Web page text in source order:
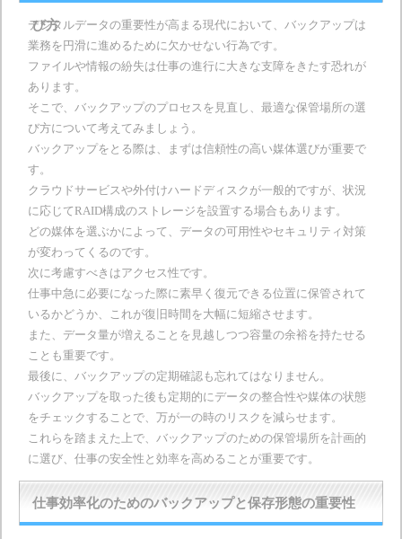
び方
デジタルデータの重要性が高まる現代において、バックアップは
業務を円滑に進めるために欠かせない行為です。
ファイルや情報の紛失は仕事の進行に大きな支障をきたす恐れが
あります。
そこで、バックアップのプロセスを見直し、最適な保管場所の選
び方について考えてみましょう。
バックアップをとる際は、まずは信頼性の高い媒体選びが重要で
す。
クラウドサービスや外付けハードディスクが一般的ですが、状況
に応じてRAID構成のストレージを設置する場合もあります。
どの媒体を選ぶかによって、データの可用性やセキュリティ対策
が変わってくるのです。
次に考慮すべきはアクセス性です。
仕事中急に必要になった際に素早く復元できる位置に保管されて
いるかどうか、これが復旧時間を大幅に短縮させます。
また、データ量が増えることを見越しつつ容量の余裕を持たせる
ことも重要です。
最後に、バックアップの定期確認も忘れてはなりません。
バックアップを取った後も定期的にデータの整合性や媒体の状態
をチェックすることで、万が一の時のリスクを減らせます。
これらを踏まえた上で、バックアップのための保管場所を計画的
に選び、仕事の安全性と効率を高めることが重要です。
仕事効率化のためのバックアップと保存形態の重要性